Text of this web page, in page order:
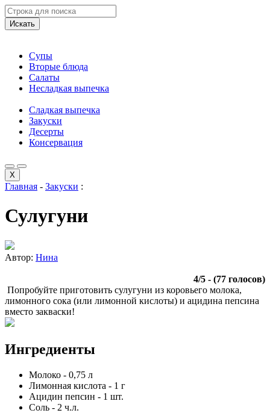
Искать
Супы
Вторые блюда
Салаты
Несладкая выпечка
Сладкая выпечка
Закуски
Десерты
Консервация
X
Главная - Закуски :
Сулугуни
Автор: Нина
4/5 - (77 голосов)
Попробуйте приготовить сулугуни из коровьего молока,
лимонного сока (или лимонной кислоты) и ацидина пепсина
вместо закваски!
Ингредиенты
Молоко - 0,75 л
Лимонная кислота - 1 г
Ацидин пепсин - 1 шт.
Соль - 2 ч.л.